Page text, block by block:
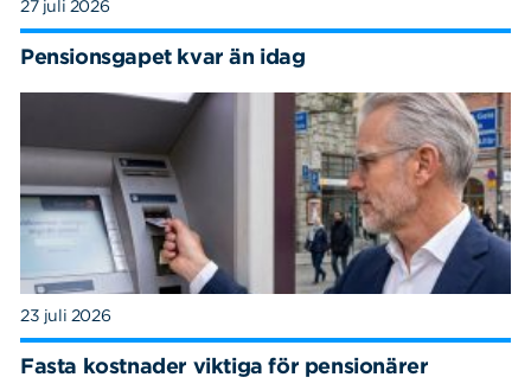
27 juli 2026
Pensionsgapet kvar än idag
23 juli 2026
Fasta kostnader viktiga för pensionärer